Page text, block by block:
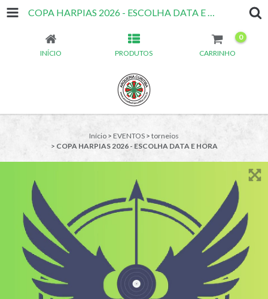
COPA HARPIAS 2026 - ESCOLHA DATA E HORA
INÍCIO PRODUTOS CARRINHO
0
Início > EVENTOS > torneios
> COPA HARPIAS 2026 - ESCOLHA DATA E HORA